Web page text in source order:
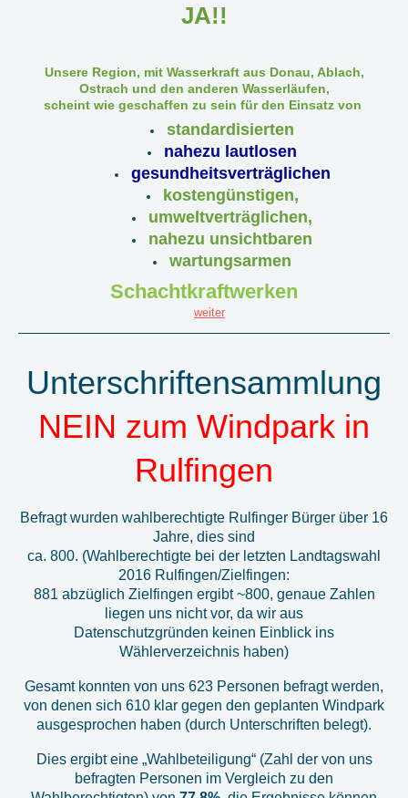
JA!!
Unsere Region, mit Wasserkraft aus Donau, Ablach,
Ostrach und den anderen Wasserläufen,
scheint wie geschaffen zu sein für den Einsatz von
standardisierten
nahezu lautlosen
gesundheitsverträglichen
kostengünstigen,
umweltverträglichen,
nahezu unsichtbaren
wartungsarmen
Schachtkraftwerken
weiter
Unterschriftensammlung
NEIN zum Windpark in
Rulfingen
Befragt wurden wahlberechtigte Rulfinger Bürger über 16
Jahre, dies sind
ca. 800. (Wahlberechtigte bei der letzten Landtagswahl
2016 Rulfingen/Zielfingen:
881 abzüglich Zielfingen ergibt ~800, genaue Zahlen
liegen uns nicht vor, da wir aus
Datenschutzgründen keinen Einblick ins
Wählerverzeichnis haben)
Gesamt konnten von uns 623 Personen befragt werden,
von denen sich 610 klar gegen den geplanten Windpark
ausgesprochen haben (durch Unterschriften belegt).
Dies ergibt eine „Wahlbeteiligung“ (Zahl der von uns
befragten Personen im Vergleich zu den